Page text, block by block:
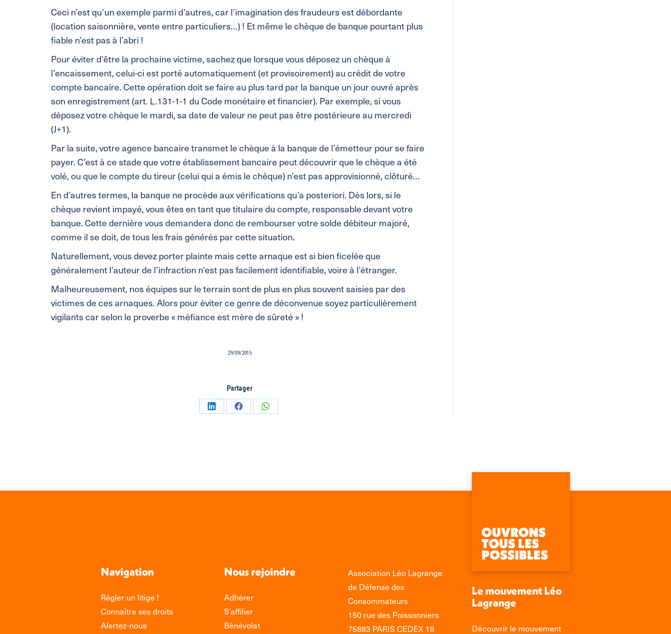
Ceci n’est qu’un exemple parmi d’autres, car l’imagination des fraudeurs est débordante
(location saisonnière, vente entre particuliers…) ! Et même le chèque de banque pourtant plus
fiable n’est pas à l’abri !
Pour éviter d’être la prochaine victime, sachez que lorsque vous déposez un chèque à
l’encaissement, celui-ci est porté automatiquement (et provisoirement) au crédit de votre
compte bancaire. Cette opération doit se faire au plus tard par la banque un jour ouvré après
son enregistrement (art. L.131-1-1 du Code monétaire et financier). Par exemple, si vous
déposez votre chèque le mardi, sa date de valeur ne peut pas être postérieure au mercredi
(J+1).
Par la suite, votre agence bancaire transmet le chèque à la banque de l’émetteur pour se faire
payer. C’est à ce stade que votre établissement bancaire peut découvrir que le chèque a été
volé, ou que le compte du tireur (celui qui a émis le chèque) n’est pas approvisionné, clôturé…
En d’autres termes, la banque ne procède aux vérifications qu’a posteriori. Dès lors, si le
chèque revient impayé, vous êtes en tant que titulaire du compte, responsable devant votre
banque. Cette dernière vous demandera donc de rembourser votre solde débiteur majoré,
comme il se doit, de tous les frais générés par cette situation.
Naturellement, vous devez porter plainte mais cette arnaque est si bien ficelée que
généralement l’auteur de l’infraction n’est pas facilement identifiable, voire à l’étranger.
Malheureusement, nos équipes sur le terrain sont de plus en plus souvent saisies par des
victimes de ces arnaques. Alors pour éviter ce genre de déconvenue soyez particulièrement
vigilants car selon le proverbe « méfiance est mère de sûreté » !
29/09/2015
Partager
PartagerPartagerPartager
Navigation
Régler un litige !
Connaître ses droits
Alertez-nous
Nous rejoindre
Adhérer
S’affilier
Bénévolat
Association Léo Lagrange
de Défense des
Consommateurs
150 rue des Poissonniers
75883 PARIS CEDEX 18
Le mouvement Léo
Lagrange
Découvrir le mouvement